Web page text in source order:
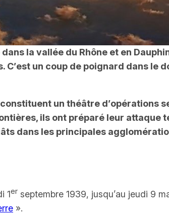
la vallée du Rhône et en
un coup de poignard dans le
un théâtre d’opérations
ils ont préparé leur attaque
dans les principales
1er septembre 1939, jusqu’au jeudi 9
».